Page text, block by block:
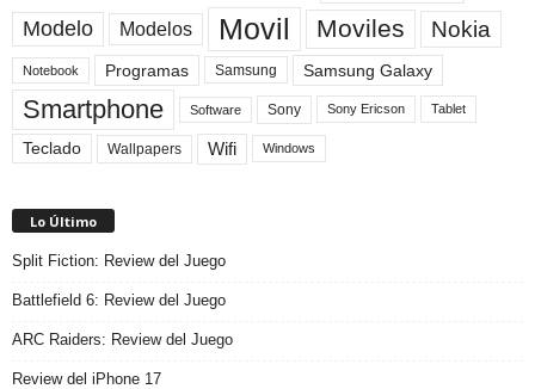
Modelo Modelos Movil Moviles Nokia
Notebook Programas Samsung Samsung Galaxy
Smartphone Software Sony Sony Ericson Tablet
Teclado Wallpapers Wifi Windows
Lo Último
Split Fiction: Review del Juego
Battlefield 6: Review del Juego
ARC Raiders: Review del Juego
Review del iPhone 17